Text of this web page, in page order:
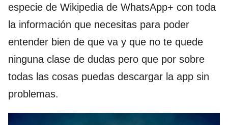
especie de Wikipedia de WhatsApp+ con toda
la información que necesitas para poder
entender bien de que va y que no te quede
ninguna clase de dudas pero que por sobre
todas las cosas puedas descargar la app sin
problemas.